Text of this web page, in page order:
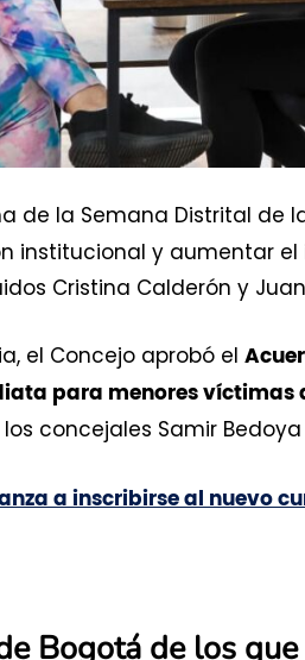
de la Semana Distrital de
institucional y aumentar
Cristina Calderón y
el Concejo aprobó el
para menores víctimas
concejales Samir Bedoya
a inscribirse al nuevo
Bogotá de los